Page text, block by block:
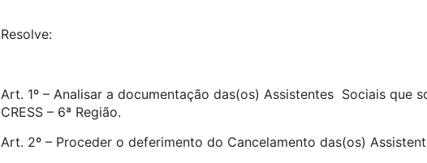
Resolve:
Art. 1º – Analisar a documentação das(os) Assistentes Sociais que
CRESS – 6ª Região.
Art. 2º – Proceder o deferimento do Cancelamento das(os)